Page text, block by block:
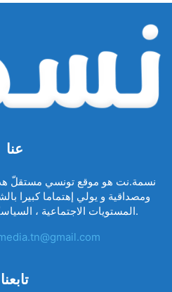
عنا
نسمة.نت هو موقع تونسي مستقلّ
ومصداقية و يولي إهتماما كبيرا
المستويات الاجتماعية ، السياسيّة ، الاقتصادية و الرياضية.
تابعنا